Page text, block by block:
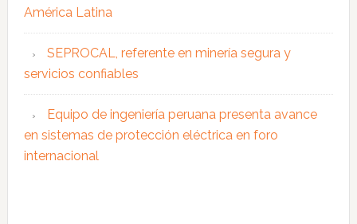
América Latina
SEPROCAL, referente en minería segura y
servicios confiables
Equipo de ingeniería peruana presenta avance
en sistemas de protección eléctrica en foro
internacional